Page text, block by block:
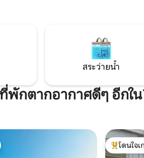
าที ห่างลักเซมเบิร์ก 30 นาที
ลอน (เบลเยียม)
จอดรถที่เห
ของคุณ (ใก
สระว่ายน้ำ
พักตากอากาศดีๆ อีกใน
โดนใจเก
โดนใจ